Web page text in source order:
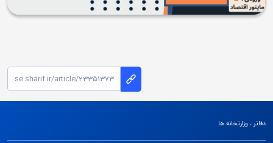
دفاتر ، وزارتخانه ها